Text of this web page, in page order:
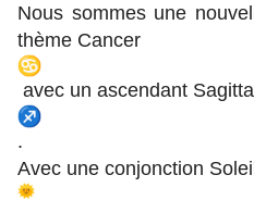
Nous sommes une
thème Cancer
avec un ascendant
.
Avec une conjonction